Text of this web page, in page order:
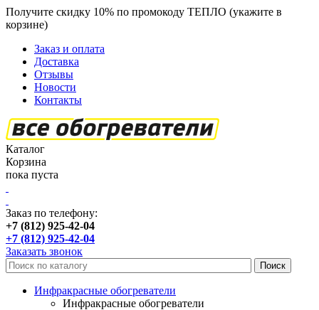
Получите скидку 10% по промокоду ТЕПЛО (укажите в
корзине)
Заказ и оплата
Доставка
Отзывы
Новости
Контакты
Каталог
Корзина
пока пуста
Заказ по телефону:
+7 (812) 925-42-04
+7 (812) 925-42-04
Заказать звонок
Инфракрасные обогреватели
Инфракрасные обогреватели